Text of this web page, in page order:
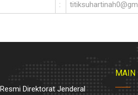
:
Direktorat Jenderal
MAIN